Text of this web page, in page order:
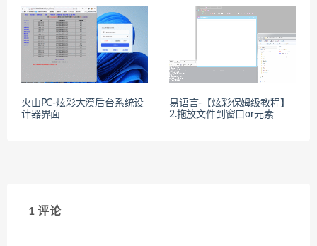
火山PC-炫彩大漠后台系统设
计器界面
易语言-【炫彩保姆级教程】
2.拖放文件到窗口or元素
1 评论